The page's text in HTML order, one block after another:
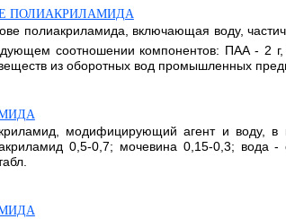
ПОЛИАКРИЛАМИДА
полиакриламида, включающая воду,
соотношении компонентов: ПАА - 2
из оборотных вод промышленных
модифицирующий агент и воду,
0,5-0,7; мочевина 0,15-0,3; вода